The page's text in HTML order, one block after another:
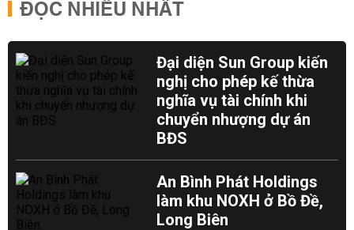
ĐỌC NHIỀU NHẤT
Đại diện Sun Group kiến
nghị cho phép kế thừa
nghĩa vụ tài chính khi
chuyển nhượng dự án
BĐS
An Bình Phát Holdings
làm khu NOXH ở Bồ Đề,
Long Biên